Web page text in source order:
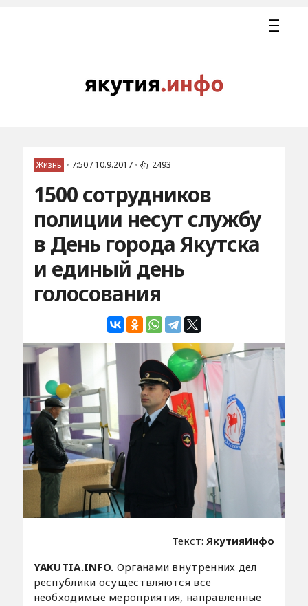
Жизнь • 7:50 / 10.9.2017 • 2493
1500 сотрудников
полиции несут службу
в День города Якутска
и единый день
голосования
Текст: ЯкутияИнфо
YAKUTIA.INFO. Органами внутренних дел
республики осуществляются все
необходимые мероприятия, направленные